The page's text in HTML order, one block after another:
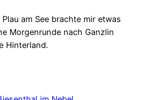
am See brachte mir etwas
Morgenrunde nach Ganzlin
Hinterland.